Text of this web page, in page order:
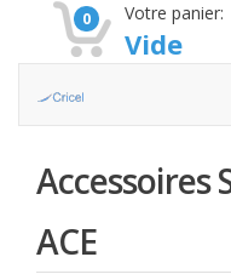
0 Votre panier:
Vide
Accessoires
ACE